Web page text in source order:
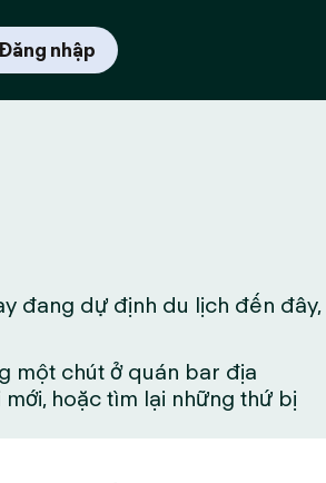
Đăng nhập
đang dự định du lịch đến đây,
một chút ở quán bar địa
hoặc tìm lại những thứ bị